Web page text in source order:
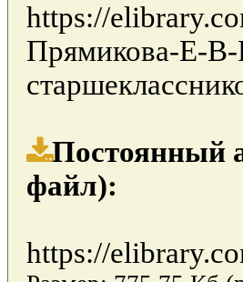
https://
Прямикова-Е-В-
Постоянный
файл):
https://